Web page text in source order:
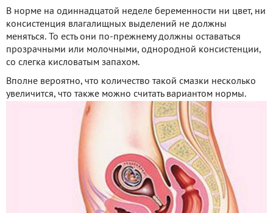
В норме на одиннадцатой неделе беременности ни цвет, ни
консистенция влагалищных выделений не должны
меняться. То есть они по-прежнему должны оставаться
прозрачными или молочными, однородной консистенции,
со слегка кисловатым запахом.
Вполне вероятно, что количество такой смазки несколько
увеличится, что также можно считать вариантом нормы.